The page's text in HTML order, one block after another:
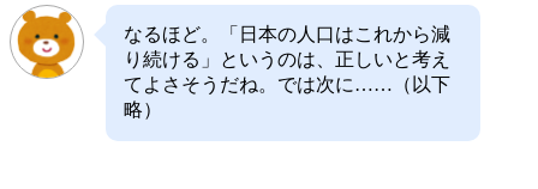
なるほど。「日本の人口はこれから減
り続ける」というのは、正しいと考え
てよさそうだね。では次に……（以下
略）